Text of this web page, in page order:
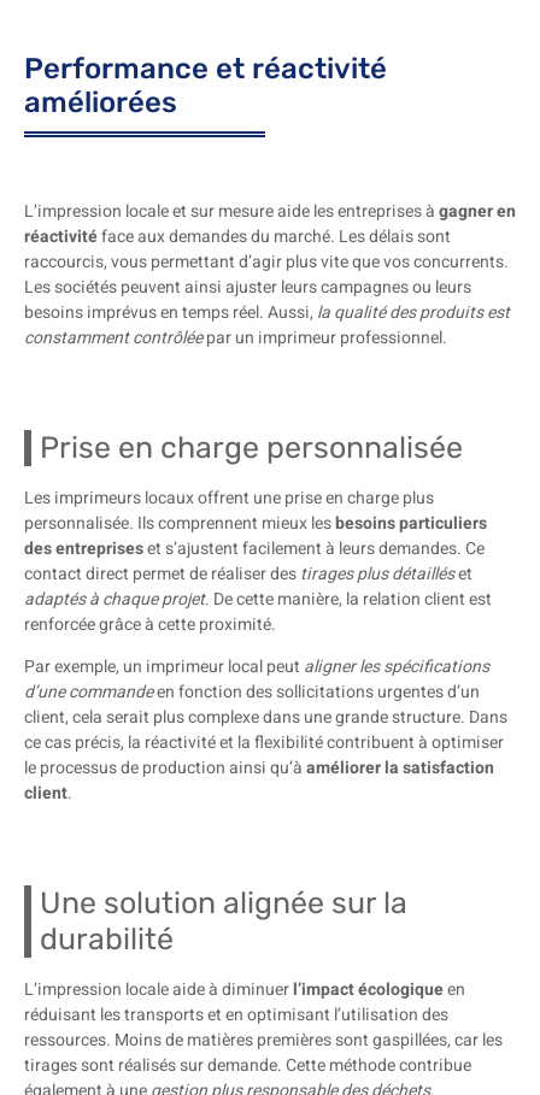
Performance et réactivité
améliorées
L’impression locale et sur mesure aide les entreprises àgagner en
réactivitéface aux demandes du marché. Les délais sont
raccourcis, vous permettant d’agir plus vite que vos concurrents.
Les sociétés peuvent ainsi ajuster leurs campagnes ou leurs
besoins imprévus en temps réel. Aussi, la qualité des produits est
constamment contrôléepar un imprimeur professionnel.
Prise en charge personnalisée
Les imprimeurs locaux offrent une prise en charge plus
personnalisée. Ils comprennent mieux lesbesoins particuliers
des entrepriseset s’ajustent facilement à leurs demandes. Ce
contact direct permet de réaliser destirages plus détailléset
adaptés à chaque projet. De cette manière, la relation client est
renforcée grâce à cette proximité.
Par exemple, un imprimeur local peut aligner les spécifications
d’une commandeen fonction des sollicitations urgentes d’un
client, cela serait plus complexe dans une grande structure. Dans
ce cas précis, la réactivité et la flexibilité contribuent à optimiser
le processus de production ainsi qu’àaméliorer la satisfaction
client.
Une solution alignée sur la
durabilité
L’impression locale aide à diminuerl’impact écologiqueen
réduisant les transports et en optimisant l’utilisation des
ressources. Moins de matières premières sont gaspillées, car les
tirages sont réalisés sur demande. Cette méthode contribue